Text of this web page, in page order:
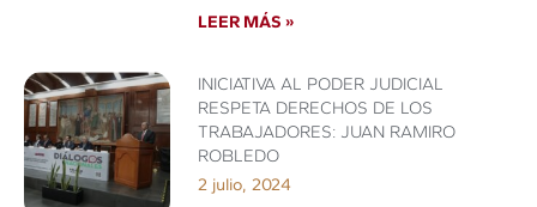
LEER MÁS »
INICIATIVA AL PODER JUDICIAL
RESPETA DERECHOS DE LOS
TRABAJADORES: JUAN RAMIRO
ROBLEDO
2 julio, 2024